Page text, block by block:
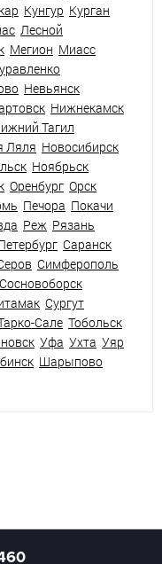
Кунгур Курган
Лесной
Мегион Миасс
Невьянск
Нижнекамск
Тагил
Ляля Новосибирск
Ноябрьск
Оренбург Орск
Печора Покачи
Реж Рязань
Саранск
Симферополь
Сосновоборск
Сургут
Сале Тобольск
Уфа Ухта Уяр
Шарыпово